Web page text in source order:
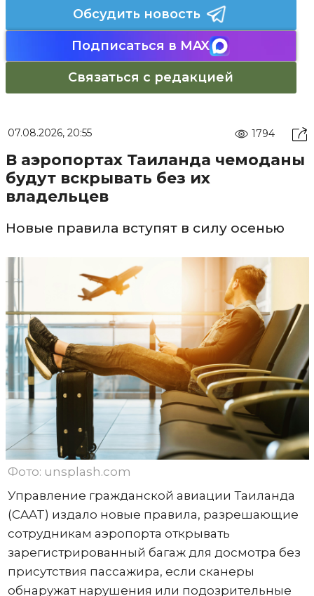
Обсудить новость
Подписаться в MAX
Связаться с редакцией
07.08.2026, 20:55 1794
В аэропортах Таиланда чемоданы
будут вскрывать без их
владельцев
Новые правила вступят в силу осенью
Фото: unsplash.com
Управление гражданской авиации Таиланда
(CAAT) издало новые правила, разрешающие
сотрудникам аэропорта открывать
зарегистрированный багаж для досмотра без
присутствия пассажира, если сканеры
обнаружат нарушения или подозрительные